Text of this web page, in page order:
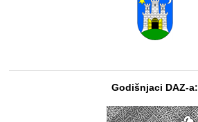
Godišnjaci DAZ-a: